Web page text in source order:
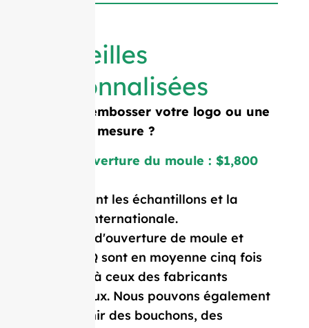
Bouteilles
personnalisées
Besoin d'embosser votre logo ou une
forme sur mesure ?
Coût d'ouverture du moule : $1,800
Prix incluant les échantillons et la
livraison internationale.
Nos coûts d'ouverture de moule et
notre MOQ sont en moyenne cinq fois
inférieurs à ceux des fabricants
occidentaux. Nous pouvons également
vous fournir des bouchons, des